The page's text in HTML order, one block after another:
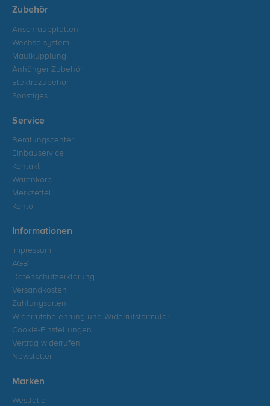
Zubehör
Anschraubplatten
Wechselsystem
Maulkupplung
Anhänger Zubehör
Elektrozubehör
Sonstiges
Service
Beratungscenter
Einbauservice
Kontakt
Warenkorb
Merkzettel
Konto
Informationen
Impressum
AGB
Datenschutzerklärung
Versandkosten
Zahlungsarten
Widerrufsbelehrung und Widerrufsformular
Cookie-Einstellungen
Vertrag widerrufen
Newsletter
Marken
Westfalia